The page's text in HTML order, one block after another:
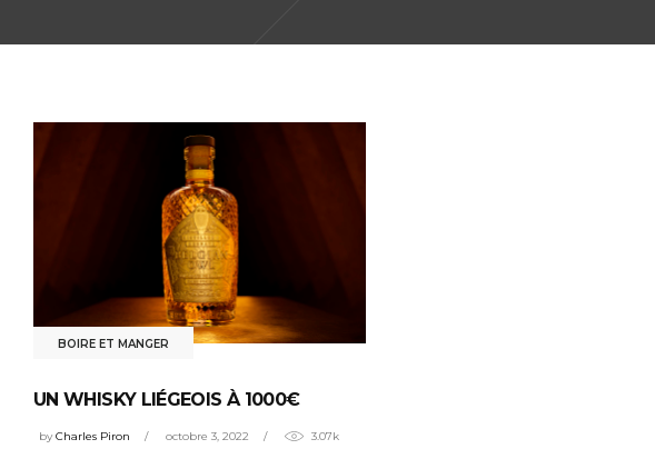
BOIRE ET MANGER
UN WHISKY LIÉGEOIS À 1000€
byCharles Piron octobre 3, 2022 3.07k